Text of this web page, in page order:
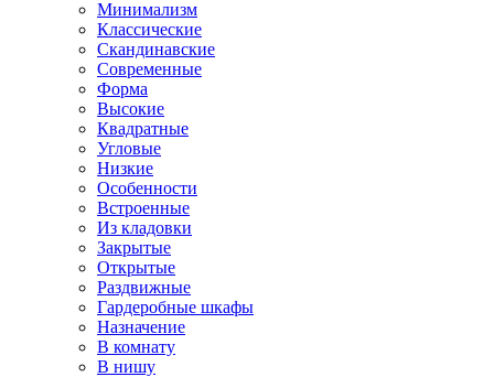
Минимализм
Классические
Скандинавские
Современные
Форма
Высокие
Квадратные
Угловые
Низкие
Особенности
Встроенные
Из кладовки
Закрытые
Открытые
Раздвижные
Гардеробные шкафы
Назначение
В комнату
В нишу